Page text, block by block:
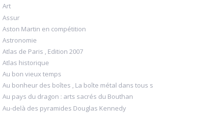
Art
Assur
Aston Martin en compétition
Astronomie
Atlas de Paris , Edition 2007
Atlas historique
Au bon vieux temps
Au bonheur des boîtes , La boîte métal dans tous s
Au pays du dragon : arts sacrés du Bouthan
Au-delà des pyramides Douglas Kennedy